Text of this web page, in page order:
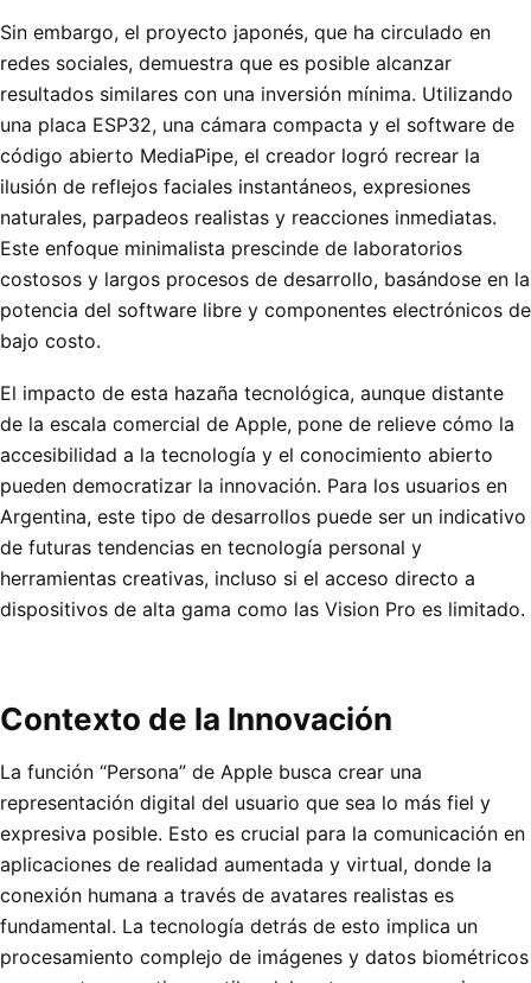
Sin embargo, el proyecto japonés, que ha circulado en
redes sociales, demuestra que es posible alcanzar
resultados similares con una inversión mínima. Utilizando
una placa ESP32, una cámara compacta y el software de
código abierto MediaPipe, el creador logró recrear la
ilusión de reflejos faciales instantáneos, expresiones
naturales, parpadeos realistas y reacciones inmediatas.
Este enfoque minimalista prescinde de laboratorios
costosos y largos procesos de desarrollo, basándose en la
potencia del software libre y componentes electrónicos de
bajo costo.
El impacto de esta hazaña tecnológica, aunque distante
de la escala comercial de Apple, pone de relieve cómo la
accesibilidad a la tecnología y el conocimiento abierto
pueden democratizar la innovación. Para los usuarios en
Argentina, este tipo de desarrollos puede ser un indicativo
de futuras tendencias en tecnología personal y
herramientas creativas, incluso si el acceso directo a
dispositivos de alta gama como las Vision Pro es limitado.
Contexto de la Innovación
La función “Persona” de Apple busca crear una
representación digital del usuario que sea lo más fiel y
expresiva posible. Esto es crucial para la comunicación en
aplicaciones de realidad aumentada y virtual, donde la
conexión humana a través de avatares realistas es
fundamental. La tecnología detrás de esto implica un
procesamiento complejo de imágenes y datos biométricos